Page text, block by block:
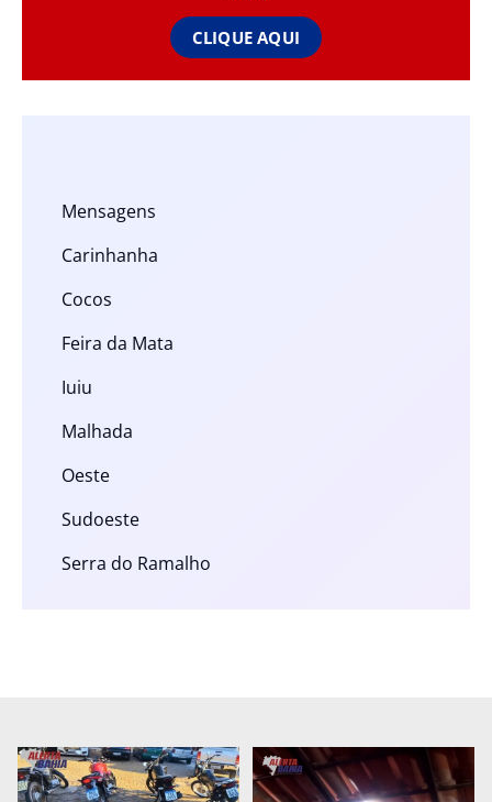
CLIQUE AQUI
Mensagens
Carinhanha
Cocos
Feira da Mata
Iuiu
Malhada
Oeste
Sudoeste
Serra do Ramalho